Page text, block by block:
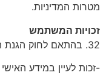
מטרות המדיניות.
זכויות המשתמש
32. בהתאם לחוק הגנת הפרטיות ותיקון 13, עומדות לך הזכויות:
-זכות לעיין במידע